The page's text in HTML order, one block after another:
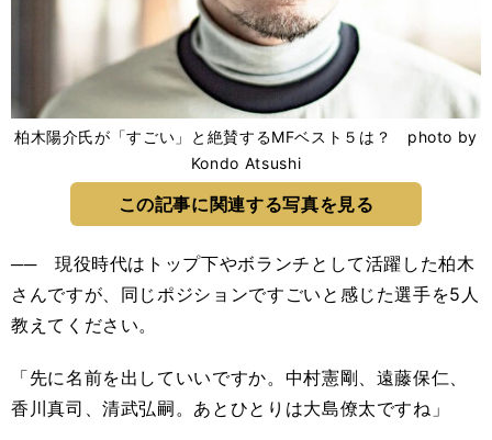
柏木陽介氏が「すごい」と絶賛するMFベスト５は？ photo by
Kondo Atsushi
この記事に関連する写真を見る
── 現役時代はトップ下やボランチとして活躍した柏木
さんですが、同じポジションですごいと感じた選手を5人
教えてください。
「先に名前を出していいですか。中村憲剛、遠藤保仁、
香川真司、清武弘嗣。あとひとりは大島僚太ですね」